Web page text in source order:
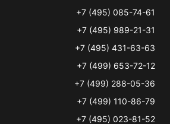
+7 (495) 085-74-61
+7 (495) 989-21-31
+7 (495) 431-63-63
+7 (499) 653-72-12
+7 (499) 288-05-36
+7 (499) 110-86-79
+7 (495) 023-81-52